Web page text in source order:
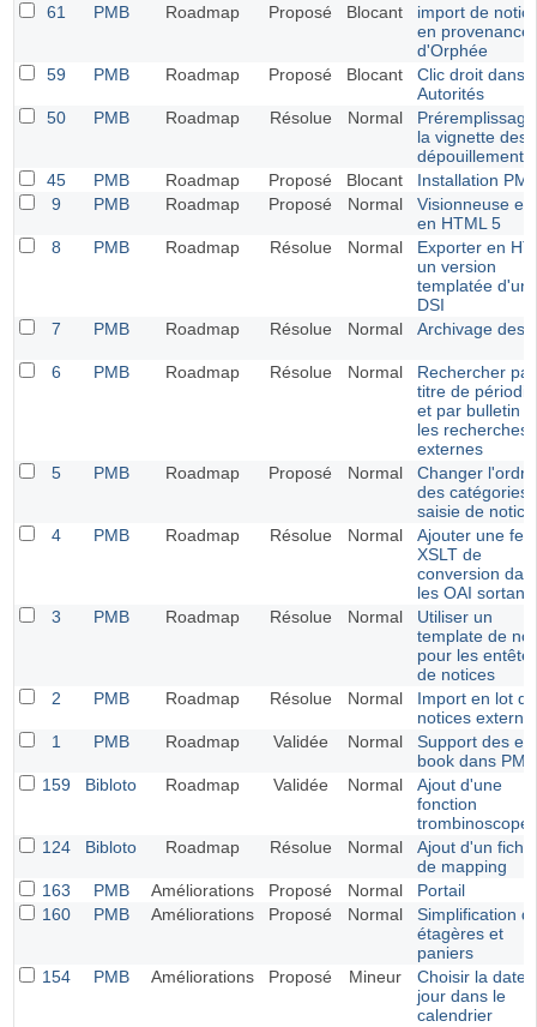
61
PMB Roadmap Proposé Blocant
import de
en provenance
d'Orphée
59
PMB Roadmap Proposé Blocant
Clic droit dans
Autorités
50
PMB Roadmap Résolue Normal
la vignette des
dépouillements
45
PMB Roadmap Proposé Blocant
Installation
9
PMB Roadmap Proposé Normal
Visionneuse
en HTML 5
8
PMB Roadmap Résolue Normal
Exporter en
un version
templatée
DSI
7
PMB Roadmap Résolue Normal Archivage des
6 PMB Roadmap Résolue Normal
Rechercher par
titre de
et par bulletin
les recherches
externes
5
PMB Roadmap Proposé Normal
Changer l'ordre
des catégories
saisie de notice
4
PMB Roadmap Résolue Normal
Ajouter une
XSLT de
conversion
les OAI sortants
3
PMB Roadmap Résolue Normal
Utiliser un
template de
pour les
de notices
2
PMB Roadmap Résolue Normal
Import en lot
notices
1
PMB Roadmap Validée Normal
Support des e-
book dans PMB
159
Bibloto Roadmap Validée Normal
Ajout d'une
fonction
trombinoscope
124
Bibloto Roadmap Résolue Normal
Ajout d'un
de mapping
163
PMB Améliorations Proposé Normal
Portail
160
PMB Améliorations Proposé Normal
Simplification
étagères et
paniers
154
PMB Améliorations Proposé Mineur
Choisir la date
jour dans le
calendrier